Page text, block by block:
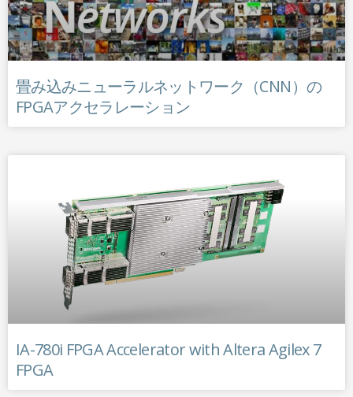
畳み込みニューラルネットワーク（CNN）の
FPGAアクセラレーション
IA-780i FPGA Accelerator with Altera Agilex 7
FPGA